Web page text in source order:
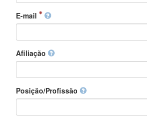
E-mail
Afiliação
Posição/Profissão